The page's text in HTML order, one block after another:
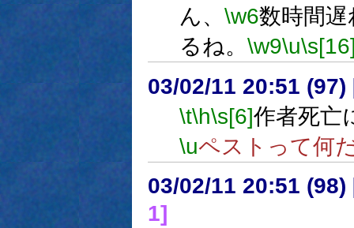
ん、 \w6数時間
るね。 \w9\u
03/02/11 20:51 (97)
\t\h\s[6]作者死亡
\uペストって何
03/02/11 20:51 (98)
1]